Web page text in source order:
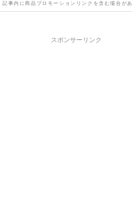
記事内に商品プロモーションリンクを含む場合が
スポンサーリンク